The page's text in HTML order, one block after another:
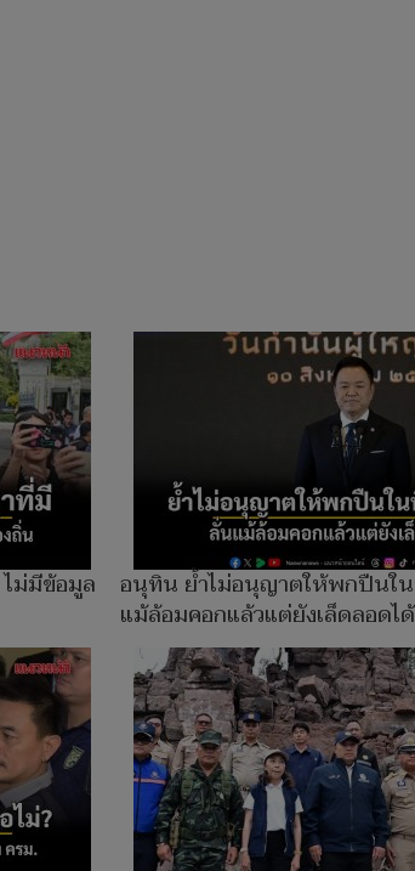
ม่มีข้อมูล
อนุทิน ย้ำไม่อนุญาตให้พกปืนใน
แม้ล้อมคอกแล้วแต่ยังเล็ดลอดได้